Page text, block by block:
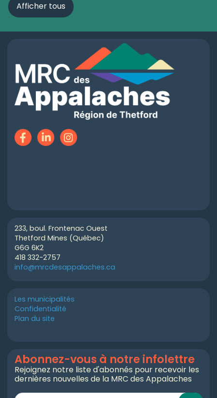
Afficher tous
233, boul. Frontenac Ouest
Thetford Mines (Québec)
G6G 6K2
418 332-2757
info@mrcdesappalaches.ca
Les municipalités
Confidentialité
Plan du site
Abonnez-vous à notre infolettre
Rejoignez notre liste d'abonnés pour recevoir les
dernières nouvelles de la MRC des Appalaches